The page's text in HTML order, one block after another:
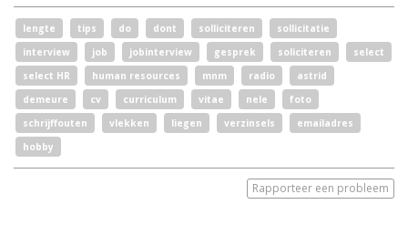
lengte tips do dont solliciteren
sollicitatie
interview
job jobinterview gesprek soliciteren
select
select HR
human resources mnm radio
astrid
demeure
cv curriculum vitae nele
foto
schrijffouten
vlekken liegen verzinsels
emailadres
hobby
Rapporteer een probleem